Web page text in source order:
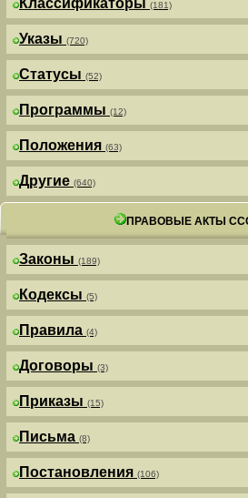
Классификаторы (181)
Указы (720)
Статусы (52)
Программы (12)
Положения (63)
Другие (640)
ПРАВОВЫЕ АКТЫ
Законы (189)
Кодексы (5)
Правила (4)
Договоры (3)
Приказы (15)
Письма (8)
Постановления (106)